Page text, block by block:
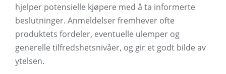
hjelper potensielle kjøpere med å ta informerte
beslutninger. Anmeldelser fremhever ofte
produktets fordeler, eventuelle ulemper og
generelle tilfredshetsnivåer, og gir et godt bilde av
ytelsen.